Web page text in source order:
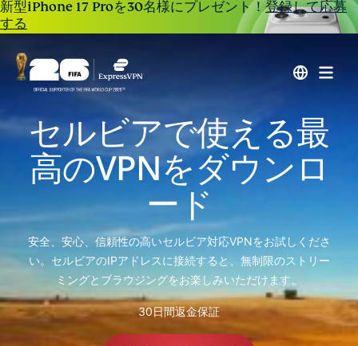
新型iPhone 17 Proを30名様にプレゼント！登録して応募
する
セルビアで使える最
高のVPNをダウンロ
ード
安全、安心、信頼性の高いセルビア対応VPNをお試しくださ
い。セルビアのIPアドレスに接続すると、無制限のストリー
ミングとブラウジングをお楽しみいただけます。
30日間返金保証